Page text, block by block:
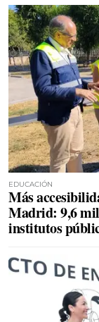
EDUCACIÓN
Más
Madrid: 9,6
institutos